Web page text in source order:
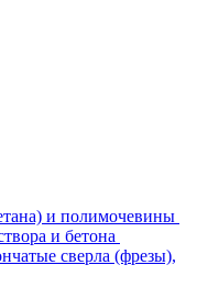
и полимочевины
и бетона
сверла (фрезы),